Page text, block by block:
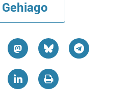
Gehiago